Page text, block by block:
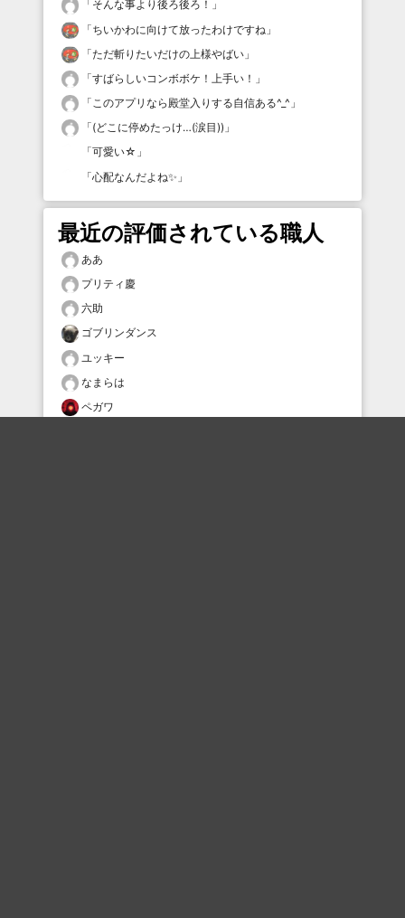
「そんな事より後ろ後ろ！ 」
「ちいかわに向けて放ったわけですね 」
「ただ斬りたいだけの上様やばい 」
「すばらしいコンボボケ！上手い！ 」
「このアプリなら殿堂入りする自信ある^_^ 」
「(どこに停めたっけ…(涙目)) 」
「可愛い☆ 」
「心配なんだよね✨ 」
最近の評価されている職人
ああ
プリティ慶
六助
ゴブリンダンス
ユッキー
なまらは
ペガワ